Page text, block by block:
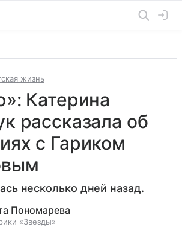
жизнь
Катерина
рассказала об
с Гариком
несколько дней назад.
Пономарева
«Звезды»